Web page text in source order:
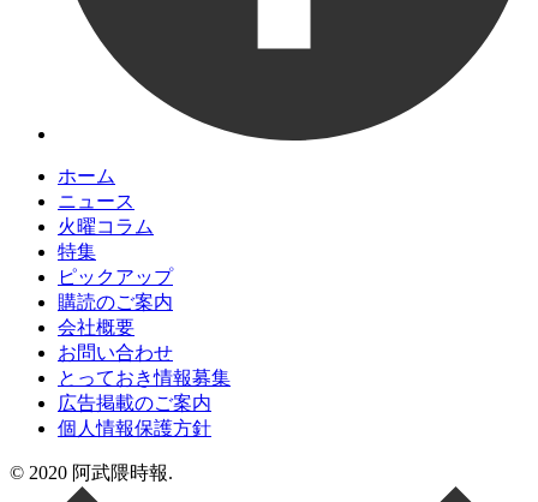
ホーム
ニュース
火曜コラム
特集
ピックアップ
購読のご案内
会社概要
お問い合わせ
とっておき情報募集
広告掲載のご案内
個人情報保護方針
© 2020 阿武隈時報.